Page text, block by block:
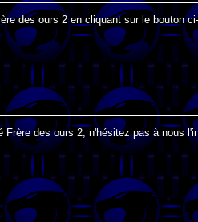
des ours 2 en cliquant sur le bouton
des ours 2, n'hésitez pas à nous